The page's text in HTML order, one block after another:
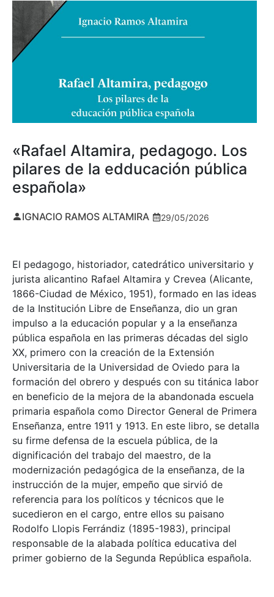
«Rafael Altamira, pedagogo. Los
pilares de la edducación pública
española»
IGNACIO RAMOS ALTAMIRA 29/05/2026
El pedagogo, historiador, catedrático universitario y
jurista alicantino Rafael Altamira y Crevea (Alicante,
1866-Ciudad de México, 1951), formado en las ideas
de la Institución Libre de Enseñanza, dio un gran
impulso a la educación popular y a la enseñanza
pública española en las primeras décadas del siglo
XX, primero con la creación de la Extensión
Universitaria de la Universidad de Oviedo para la
formación del obrero y después con su titánica labor
en beneficio de la mejora de la abandonada escuela
primaria española como Director General de Primera
Enseñanza, entre 1911 y 1913. En este libro, se detalla
su firme defensa de la escuela pública, de la
dignificación del trabajo del maestro, de la
modernización pedagógica de la enseñanza, de la
instrucción de la mujer, empeño que sirvió de
referencia para los políticos y técnicos que le
sucedieron en el cargo, entre ellos su paisano
Rodolfo Llopis Ferrándiz (1895-1983), principal
responsable de la alabada política educativa del
primer gobierno de la Segunda República española.